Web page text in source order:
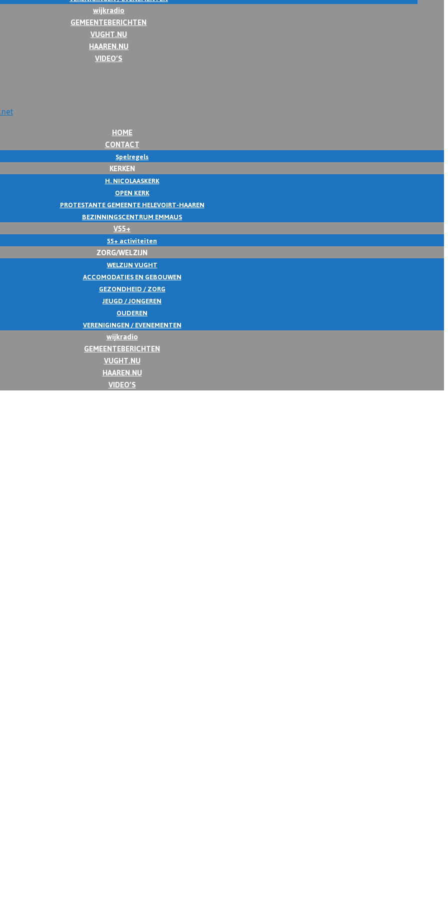
wijkradio
GEMEENTEBERICHTEN
VUGHT.NU
HAAREN.NU
VIDEO’S
HOME
CONTACT
Spelregels
KERKEN
H. NICOLAASKERK
OPEN KERK
PROTESTANTE GEMEENTE HELEVOIRT-HAAREN
BEZINNINGSCENTRUM EMMAUS
V55+
55+ activiteiten
ZORG/WELZIJN
WELZIJN VUGHT
ACCOMODATIES EN GEBOUWEN
GEZONDHEID / ZORG
JEUGD / JONGEREN
OUDEREN
VERENIGINGEN / EVENEMENTEN
wijkradio
GEMEENTEBERICHTEN
VUGHT.NU
HAAREN.NU
VIDEO’S